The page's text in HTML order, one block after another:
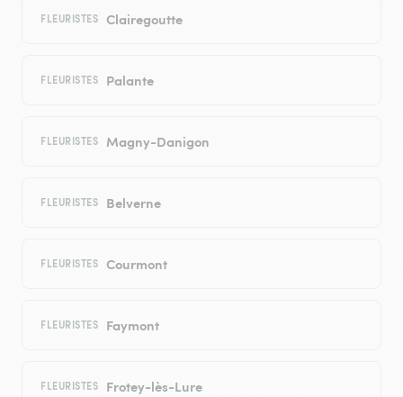
FLEURISTES Clairegoutte
FLEURISTES Palante
FLEURISTES Magny-Danigon
FLEURISTES Belverne
FLEURISTES Courmont
FLEURISTES Faymont
FLEURISTES Frotey-lès-Lure